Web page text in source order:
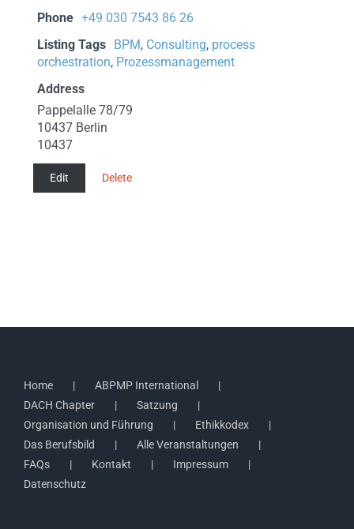
Phone +49 030 7543 86 26
Listing Tags
BPM, Consulting, process
orchestration, Prozessmanagement
Address
Pappelalle 78/79
10437 Berlin
10437
Edit Delete
Home
ABPMP International
DACH Chapter
Satzung
Organisation und Führung
Ethikkodex
Das Berufsbild
Alle Veranstaltungen
FAQs
Kontakt
Impressum
Datenschutz